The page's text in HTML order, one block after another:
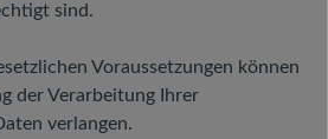
sind.
Voraussetzungen können
der Verarbeitung Ihrer
verlangen.